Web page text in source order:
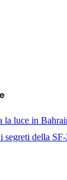
la luce in
segreti della